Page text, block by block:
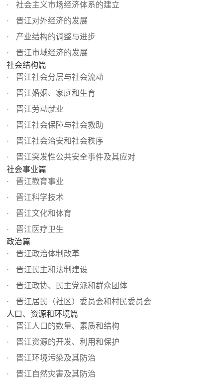
社会主义市场经济体系的建立
晋江对外经济的发展
产业结构的调整与进步
晋江市域经济的发展
社会结构篇
晋江社会分层与社会流动
晋江婚姻、家庭和生育
晋江劳动就业
晋江社会保障与社会救助
晋江社会治安和社会秩序
晋江突发性公共安全事件及其应对
社会事业篇
晋江教育事业
晋江科学技术
晋江文化和体育
晋江医疗卫生
政治篇
晋江政治体制改革
晋江民主和法制建设
晋江政协、民主党派和群众团体
晋江居民（社区）委员会和村民委员会
人口、资源和环境篇
晋江人口的数量、素质和结构
晋江资源的开发、利用和保护
晋江环境污染及其防治
晋江自然灾害及其防治